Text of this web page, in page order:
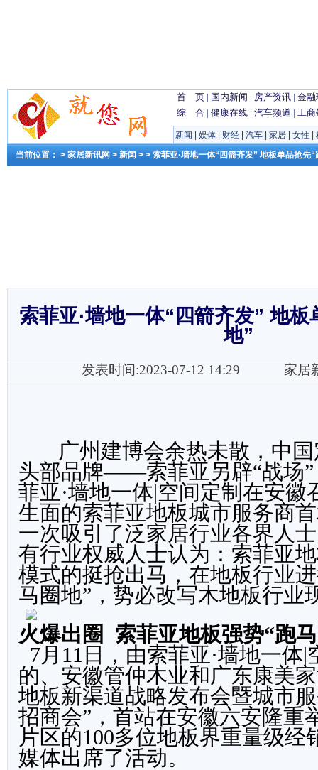
首 页 | 国内新闻 | 房产资讯 | 金融
综 合 | 健康在线 | 汽车频道 | 工商
新闻 娱体 财经 汽车 家居 女性
当前位置： > 家居新讯网 > 新闻 > > 索菲亚·墙地一体“四箭齐发” 地板单品抢先“
索菲亚·墙地一体“四箭齐发” 地
地”
发表时间:2023-07-12 14:29 家居
广州建博会余热未散，中国
头部品牌——索菲亚另辟“战场”
菲亚·墙地一体|空间定制在安徽
生面的索菲亚地板城市服务商
一次吸引了泛家居行业各界人
有行业权威人士认为：索菲亚
模式的挺抢出马，在地板行业
马圈地” ，势必改写木地板行业
火爆出圈 索菲亚地板强势“跑
7月11日，由索菲亚·墙地一体|
的、安徽管仲木业和广东康美
地板新渠道战略发布会暨城市
招商会”，首站在安徽六安隆重
片区的100多位地板界重量级经
媒体出席了活动。